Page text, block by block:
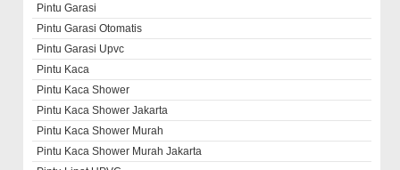
Pintu Garasi
Pintu Garasi Otomatis
Pintu Garasi Upvc
Pintu Kaca
Pintu Kaca Shower
Pintu Kaca Shower Jakarta
Pintu Kaca Shower Murah
Pintu Kaca Shower Murah Jakarta